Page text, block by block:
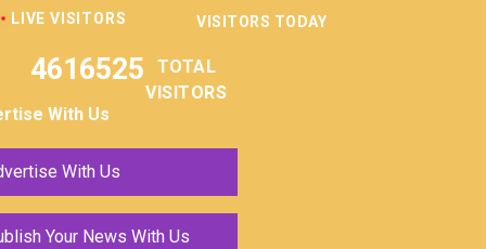
LIVE VISITORS VISITORS TODAY
4616525
TOTAL
VISITORS
With Us
With Us
Your News With Us